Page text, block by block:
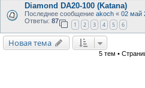
Diamond DA20-100 (Katana)
Последнее сообщение akoch « 02 май
Ответы: 87
1 2 3 4 5 6
Новая тема
5 тем •